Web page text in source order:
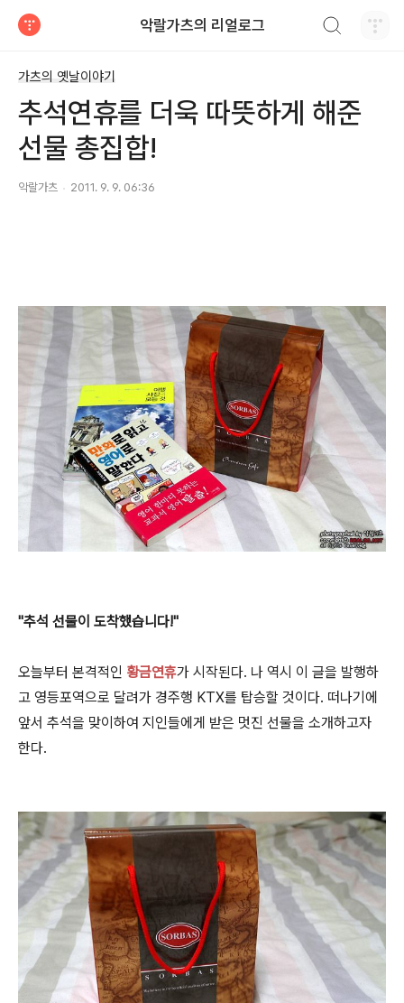
악랄가츠의 리얼로그
가츠의 옛날이야기
추석연휴를 더욱 따뜻하게 해준
선물 총집합!
악랄가츠 2011. 9. 9. 06:36
"추석 선물이 도착했습니다!"
오늘부터 본격적인 황금연휴가 시작된다. 나 역시 이 글을 발행하
고 영등포역으로 달려가 경주행 KTX를 탑승할 것이다. 떠나기에
앞서 추석을 맞이하여 지인들에게 받은 멋진 선물을 소개하고자
한다.